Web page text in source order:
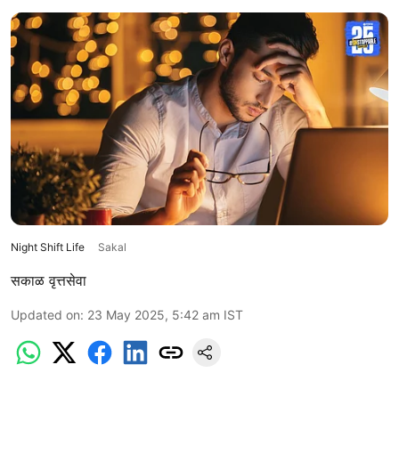
Night Shift Life Sakal
सकाळ वृत्तसेवा
Updated on: 23 May 2025, 5:42 am IST